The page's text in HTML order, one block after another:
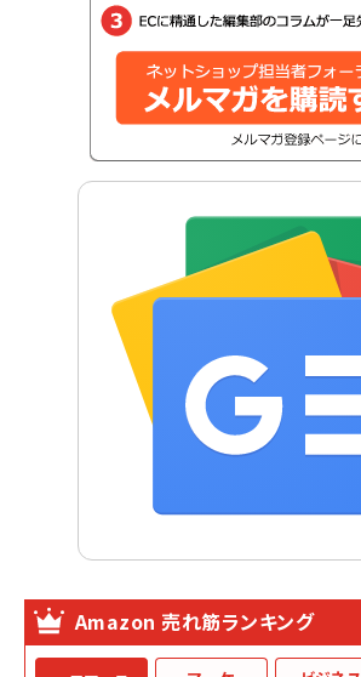
Amazon 売れ筋ランキング